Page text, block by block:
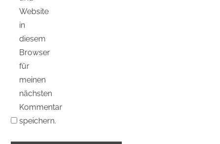
Website
in
diesem
Browser
für
meinen
nächsten
Kommentar
speichern.